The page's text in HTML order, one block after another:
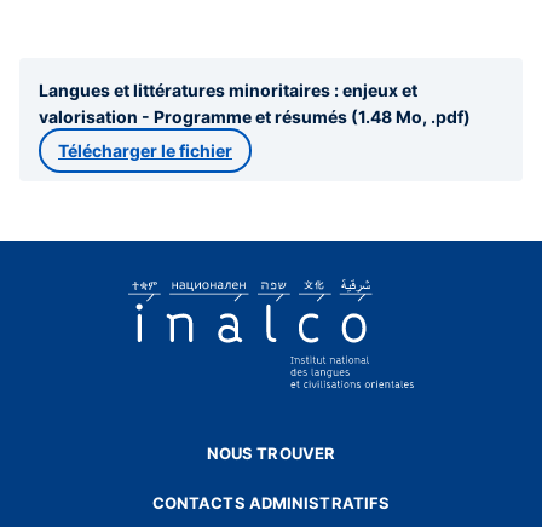
Langues et littératures minoritaires : enjeux et
valorisation - Programme et résumés (1.48 Mo, .pdf)
Télécharger le fichier
NOUS TROUVER
CONTACTS ADMINISTRATIFS